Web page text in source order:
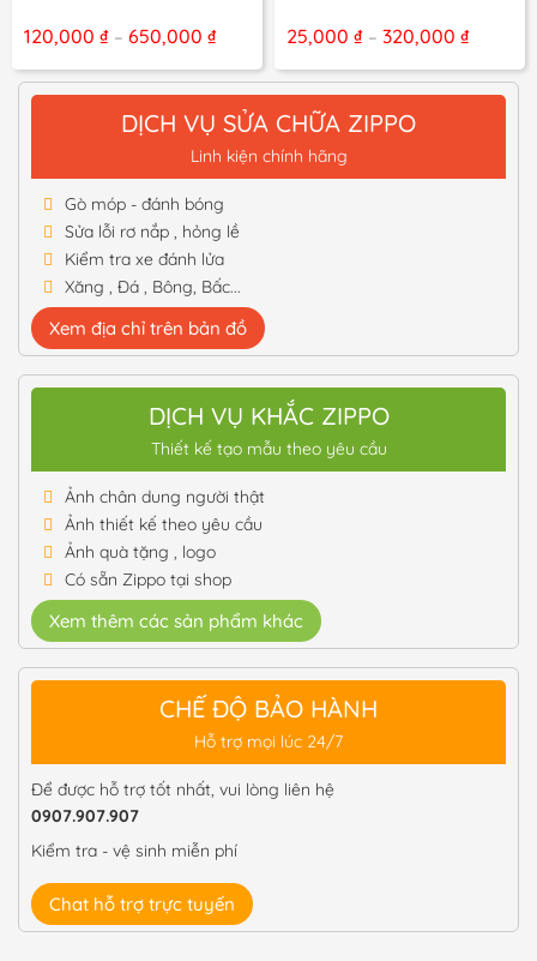
120,000 ₫ – 650,000 ₫Khoảng
từ
120,000 ₫
đến
650,000 ₫
25,000 ₫ – 320,000 ₫Khoảng
từ
25,000 ₫
DỊCH VỤ SỬA CHỮA ZIPPO
Linh kiện chính hãng
Gò móp - đánh bóng
Sửa lỗi rơ nắp , hỏng lề
Kiểm tra xe đánh lửa
Xăng , Đá , Bông, Bấc...
Xem địa chỉ trên bản đồ
DỊCH VỤ KHẮC ZIPPO
Thiết kế tạo mẫu theo yêu cầu
Ảnh chân dung người thật
Ảnh thiết kế theo yêu cầu
Ảnh quà tặng , logo
Có sẵn Zippo tại shop
Xem thêm các sản phẩm khác
CHẾ ĐỘ BẢO HÀNH
Hỗ trợ mọi lúc 24/7
Để được hỗ trợ tốt nhất, vui lòng liên hệ
0907.907.907
Kiểm tra - vệ sinh miễn phí
Chat hỗ trợ trực tuyến